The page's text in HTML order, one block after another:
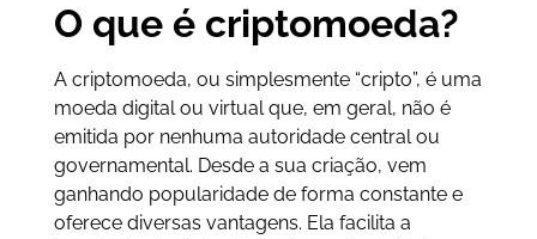
O que é criptomoeda?
A criptomoeda, ou simplesmente “cripto”, é uma
moeda digital ou virtual que, em geral, não é
emitida por nenhuma autoridade central ou
governamental. Desde a sua criação, vem
ganhando popularidade de forma constante e
oferece diversas vantagens. Ela facilita a